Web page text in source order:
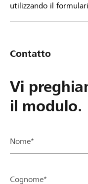
utilizzando il
Contatto
Vi
il modulo.
Nome*
Cognome*